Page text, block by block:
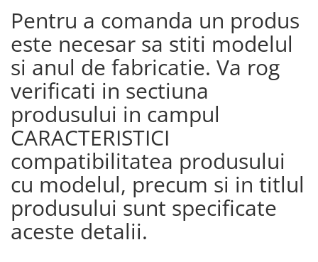
Pentru a comanda un produs
este necesar sa stiti modelul
si anul de fabricatie. Va rog
verificati in sectiuna
produsului in campul
CARACTERISTICI
compatibilitatea produsului
cu modelul, precum si in titlul
produsului sunt specificate
aceste detalii.